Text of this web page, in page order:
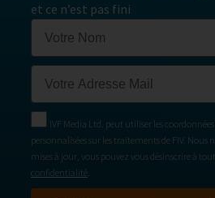
et ce n’est pas fini
IVF Media Ltd. peut utiliser les
personnalisées sur les traitements de FIV.
mises à jour, vous pouvez vous désinscrire à
confidentialité.